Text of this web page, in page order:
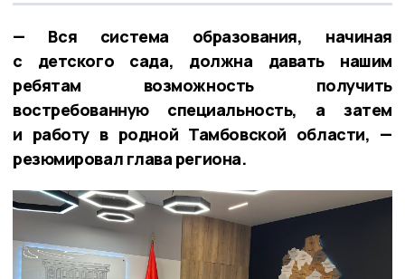
— Вся система образования, начиная
с детского сада, должна давать нашим
ребятам возможность получить
востребованную специальность, а затем
и работу в родной Тамбовской области, —
резюмировал глава региона.